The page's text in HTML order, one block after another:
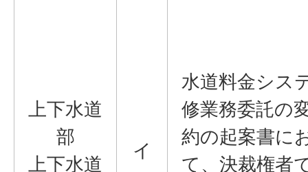
上下水道
部
上下水道
イ
水道料金シス
修業務委託の
約の起案書に
て、決裁権者